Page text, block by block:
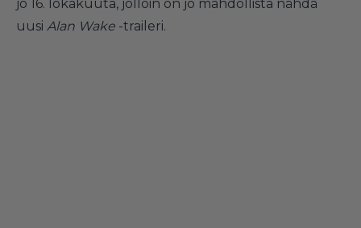
jo 16. lokakuuta, jolloin on jo mahdollista nähdä
uusi Alan Wake -traileri.